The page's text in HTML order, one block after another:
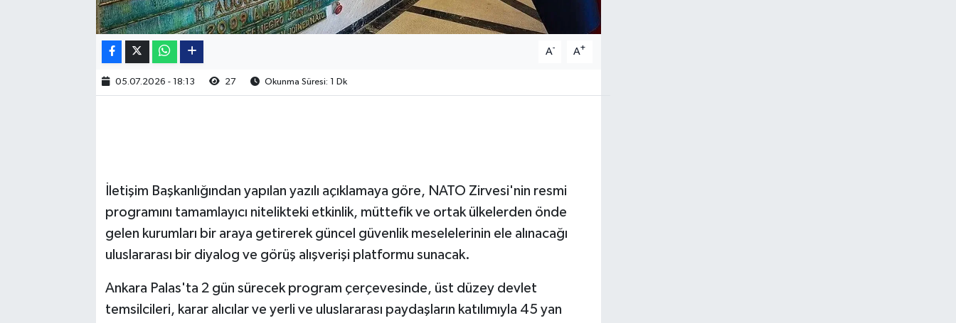
A- A+
05.07.2026 - 18:13 27 Okunma Süresi: 1 Dk
İletişim Başkanlığından yapılan yazılı açıklamaya göre, NATO Zirvesi'nin resmi
programını tamamlayıcı nitelikteki etkinlik, müttefik ve ortak ülkelerden önde
gelen kurumları bir araya getirerek güncel güvenlik meselelerinin ele alınacağı
uluslararası bir diyalog ve görüş alışverişi platformu sunacak.
Ankara Palas'ta 2 gün sürecek program çerçevesinde, üst düzey devlet
temsilcileri, karar alıcılar ve yerli ve uluslararası paydaşların katılımıyla 45 yan